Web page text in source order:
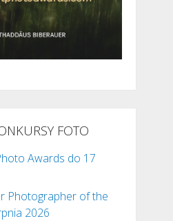
FOTO
Awards do 17
Photographer of the
2026